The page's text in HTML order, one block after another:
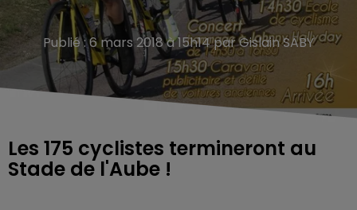
Publié : 6 mars 2018 à 15h14 par Gislain SABY
Les 175 cyclistes termineront au
Stade de l'Aube !